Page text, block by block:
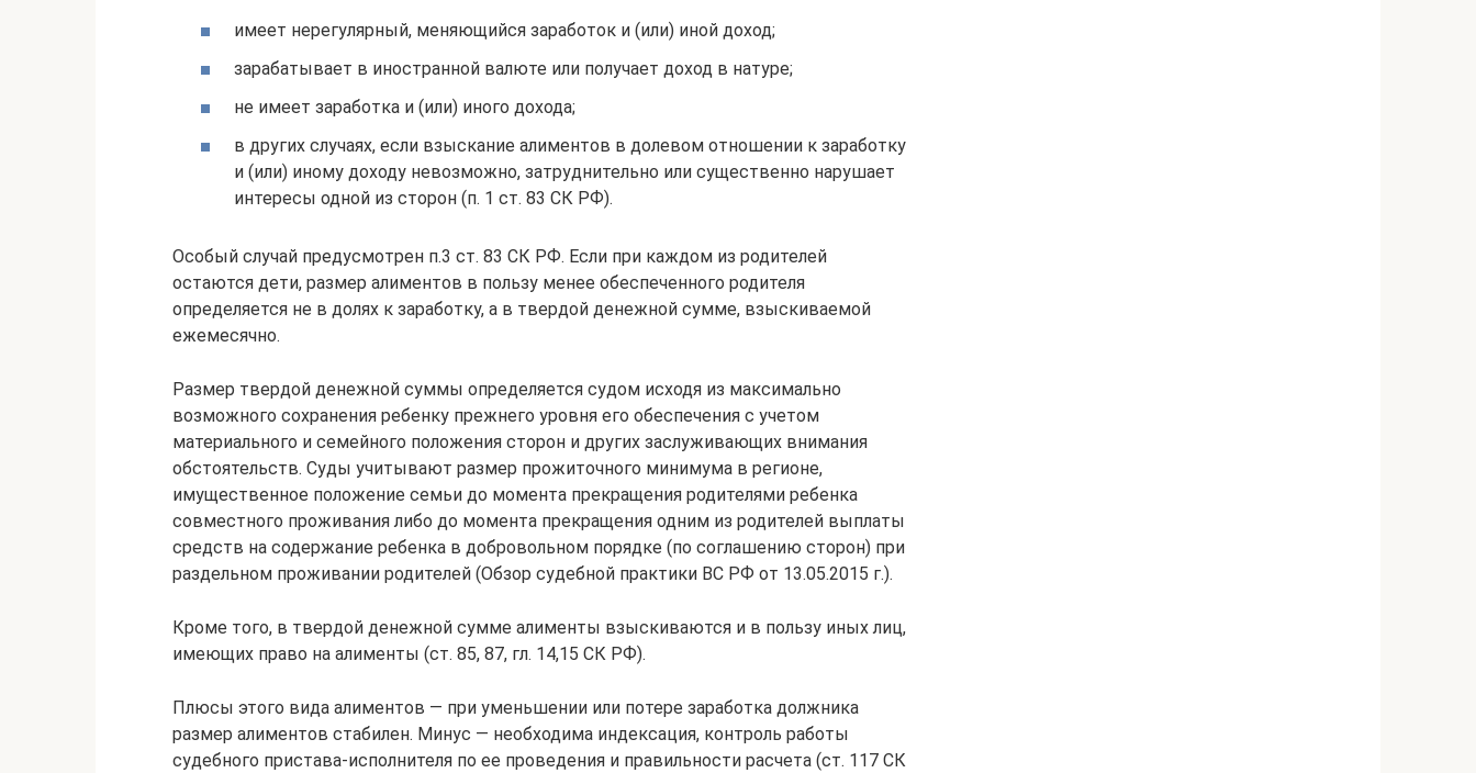
имеет нерегулярный, меняющийся заработок и (или) иной доход;
зарабатывает в иностранной валюте или получает доход в натуре;
не имеет заработка и (или) иного дохода;
в других случаях, если взыскание алиментов в долевом отношении к заработку
и (или) иному доходу невозможно, затруднительно или существенно нарушает
интересы одной из сторон (п. 1 ст. 83 СК РФ).
Особый случай предусмотрен п.3 ст. 83 СК РФ. Если при каждом из родителей
остаются дети, размер алиментов в пользу менее обеспеченного родителя
определяется не в долях к заработку, а в твердой денежной сумме, взыскиваемой
ежемесячно.
Размер твердой денежной суммы определяется судом исходя из максимально
возможного сохранения ребенку прежнего уровня его обеспечения с учетом
материального и семейного положения сторон и других заслуживающих внимания
обстоятельств. Суды учитывают размер прожиточного минимума в регионе,
имущественное положение семьи до момента прекращения родителями ребенка
совместного проживания либо до момента прекращения одним из родителей выплаты
средств на содержание ребенка в добровольном порядке (по соглашению сторон) при
раздельном проживании родителей (Обзор судебной практики ВС РФ от 13.05.2015 г.).
Кроме того, в твердой денежной сумме алименты взыскиваются и в пользу иных лиц,
имеющих право на алименты (ст. 85, 87, гл. 14,15 СК РФ).
Плюсы этого вида алиментов — при уменьшении или потере заработка должника
размер алиментов стабилен. Минус — необходима индексация, контроль работы
судебного пристава-исполнителя по ее проведения и правильности расчета (ст. 117 СК